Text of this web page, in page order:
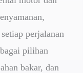
perjalanan
pilihan
bakar, dan